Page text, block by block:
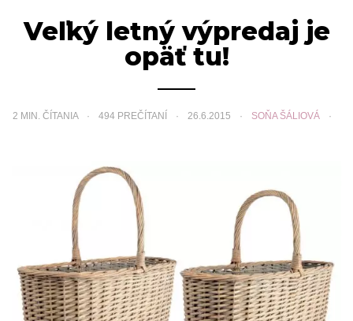
Veľký letný výpredaj je
opäť tu!
2 MIN. ČÍTANIA 494 PREČÍTANÍ 26.6.2015 SOŇA ŠÁLIOVÁ